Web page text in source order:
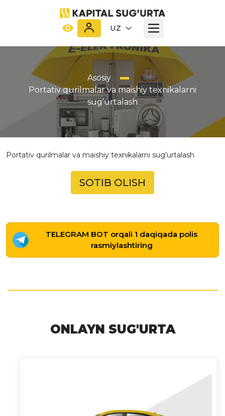
UZ
Asosiy
Portativ qurilmalar va maishiy texnikalarni
sug'urtalash
Portativ qurilmalar va maishiy texnikalarni sug'urtalash
SOTIB OLISH
TELEGRAM BOT orqali 1 daqiqada polis
rasmiylashtiring
ONLAYN SUG'URTA